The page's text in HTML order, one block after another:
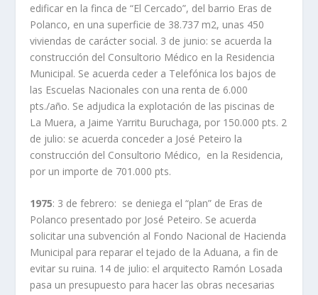
edificar en la finca de “El Cercado”, del barrio Eras de
Polanco, en una superficie de 38.737 m2, unas 450
viviendas de carácter social. 3 de junio: se acuerda la
construcción del Consultorio Médico en la Residencia
Municipal. Se acuerda ceder a Telefónica los bajos de
las Escuelas Nacionales con una renta de 6.000
pts./año. Se adjudica la explotación de las piscinas de
La Muera, a Jaime Yarritu Buruchaga, por 150.000 pts. 2
de julio: se acuerda conceder a José Peteiro la
construcción del Consultorio Médico, en la Residencia,
por un importe de 701.000 pts.
1975: 3 de febrero: se deniega el “plan” de Eras de
Polanco presentado por José Peteiro. Se acuerda
solicitar una subvención al Fondo Nacional de Hacienda
Municipal para reparar el tejado de la Aduana, a fin de
evitar su ruina. 14 de julio: el arquitecto Ramón Losada
pasa un presupuesto para hacer las obras necesarias